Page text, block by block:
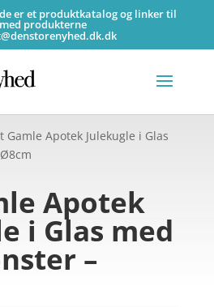
er et produktkatalog og linker til
produkterne
Gamle Apotek Julekugle i Glas
Apotek
i Glas med
–